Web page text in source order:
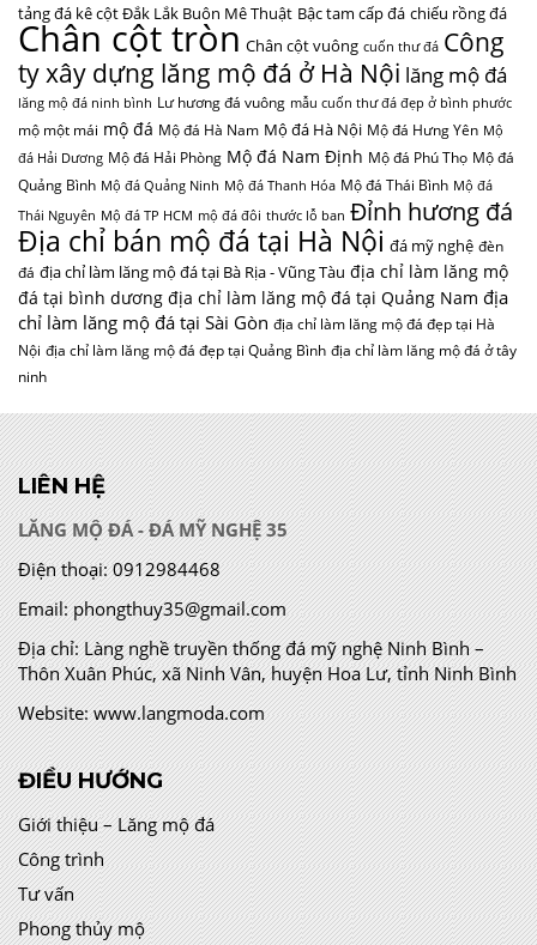
tảng đá kê cột Đắk Lắk Buôn Mê Thuật Bậc tam cấp đá chiếu rồng đá
Chân cột tròn Chân cột vuông cuốn thư đá Công
ty xây dựng lăng mộ đá ở Hà Nội lăng mộ đá
lăng mộ đá ninh bình Lư hương đá vuông mẫu cuốn thư đá đẹp ở bình phước
mộ một mái mộ đá Mộ đá Hà Nam Mộ đá Hà Nội Mộ đá Hưng Yên Mộ
đá Hải Dương Mộ đá Hải Phòng Mộ đá Nam Định Mộ đá Phú Thọ Mộ đá
Quảng Bình Mộ đá Quảng Ninh Mộ đá Thanh Hóa Mộ đá Thái Bình Mộ đá
Thái Nguyên Mộ đá TP HCM mộ đá đôi thước lỗ ban Đỉnh hương đá
Địa chỉ bán mộ đá tại Hà Nội đá mỹ nghệ đèn
đá địa chỉ làm lăng mộ đá tại Bà Rịa - Vũng Tàu địa chỉ làm lăng mộ
đá tại bình dương địa chỉ làm lăng mộ đá tại Quảng Nam địa
chỉ làm lăng mộ đá tại Sài Gòn địa chỉ làm lăng mộ đá đẹp tại Hà
Nội địa chỉ làm lăng mộ đá đẹp tại Quảng Bình địa chỉ làm lăng mộ đá ở tây
ninh
LIÊN HỆ
LĂNG MỘ ĐÁ - ĐÁ MỸ NGHỆ 35
Điện thoại: 0912984468
Email: phongthuy35@gmail.com
Địa chỉ:Làng nghề truyền thống đá mỹ nghệ Ninh Bình –
Thôn Xuân Phúc, xã Ninh Vân, huyện Hoa Lư, tỉnh Ninh Bình
Website: www.langmoda.com
ĐIỀU HƯỚNG
Giới thiệu – Lăng mộ đá
Công trình
Tư vấn
Phong thủy mộ